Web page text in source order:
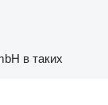
в таких